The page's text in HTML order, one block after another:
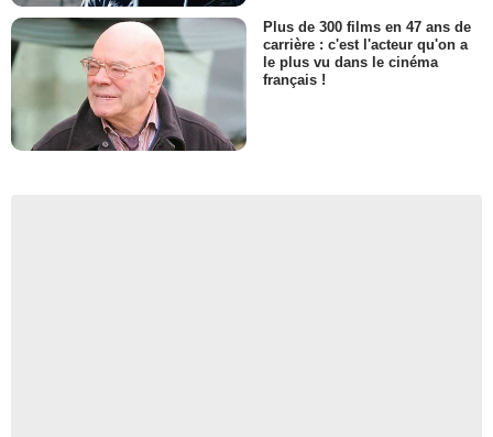
Plus de 300 films en 47 ans de
carrière : c'est l'acteur qu'on a
le plus vu dans le cinéma
français !